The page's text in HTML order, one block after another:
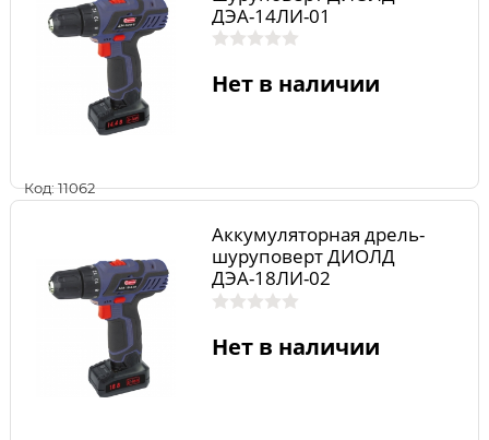
Код: 11062
ДЭА-14ЛИ-01
Нет в наличии
Аккумуляторная дрель-
шуруповерт ДИОЛД
ДЭА-18ЛИ-02
Нет в наличии